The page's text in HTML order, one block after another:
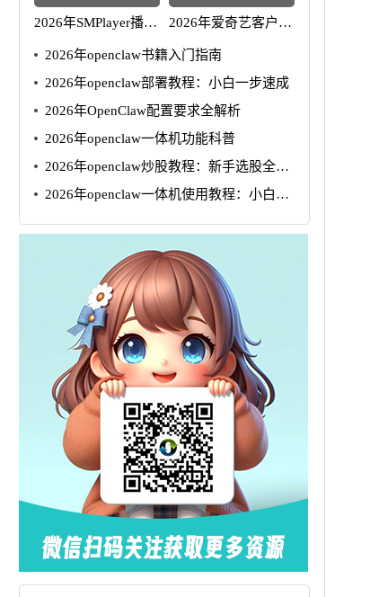
2026年SMPlayer播放
顿问题
2026年爱奇艺客户端
全攻略
2026年openclaw书籍入门指南
2026年openclaw部署教程：小白一步速成
2026年OpenClaw配置要求全解析
2026年openclaw一体机功能科普